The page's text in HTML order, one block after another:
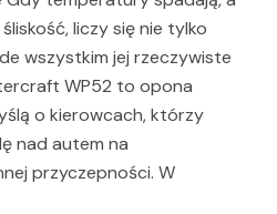
liczy się nie tylko
wszystkim jej rzeczywiste
WP52 to opona
o kierowcach, którzy
nad autem na
przyczepności. W